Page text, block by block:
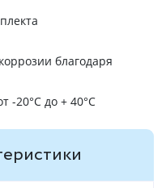
благодаря
-20°C до + 40°C